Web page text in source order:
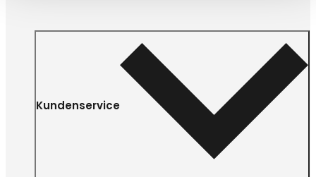
Kundenservice